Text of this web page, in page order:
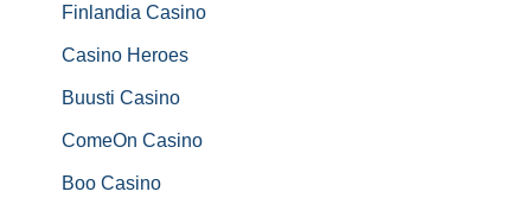
Finlandia Casino
Casino Heroes
Buusti Casino
ComeOn Casino
Boo Casino